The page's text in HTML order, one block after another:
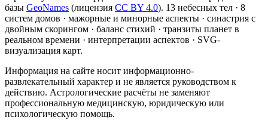
базы GeoNames (лицензия CC BY 4.0). 13 небесных тел · 8
систем домов · мажорные и минорные аспекты · синастрия с
двойным скорингом · баланс стихий · транзиты планет в
реальном времени · интерпретации аспектов · SVG-
визуализация карт.
Информация на сайте носит информационно-
развлекательный характер и не является руководством к
действию. Астрологические расчёты не заменяют
профессиональную медицинскую, юридическую или
психологическую помощь.